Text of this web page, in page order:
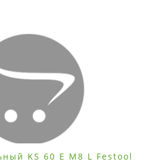
KS 60 E M8 L Festool